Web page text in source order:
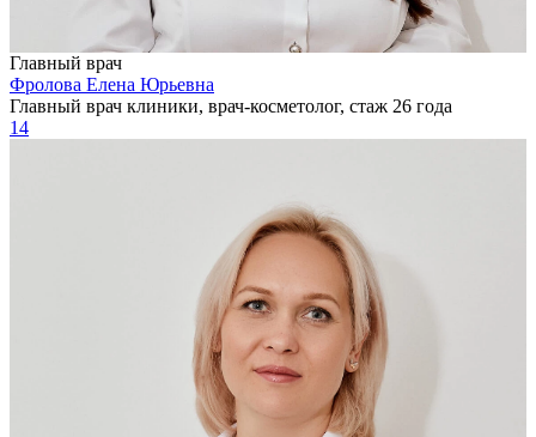
Главный врач
Фролова Елена Юрьевна
Главный врач клиники, врач-косметолог, стаж 26 года
14